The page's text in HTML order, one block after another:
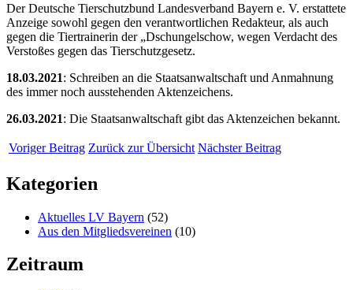
Der Deutsche Tierschutzbund Landesverband Bayern e. V. erstattete
Anzeige sowohl gegen den verantwortlichen Redakteur, als auch
gegen die Tiertrainerin der „Dschungelschow, wegen Verdacht des
Verstoßes gegen das Tierschutzgesetz.
18.03.2021: Schreiben an die Staatsanwaltschaft und Anmahnung
des immer noch ausstehenden Aktenzeichens.
26.03.2021: Die Staatsanwaltschaft gibt das Aktenzeichen bekannt.
Voriger Beitrag Zurück zur Übersicht Nächster Beitrag
Kategorien
Aktuelles LV Bayern (52)
Aus den Mitgliedsvereinen (10)
Zeitraum